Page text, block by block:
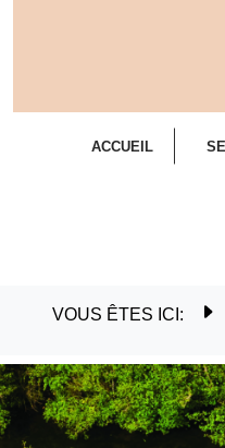
ACCUEIL
VOUS ÊTES ICI: